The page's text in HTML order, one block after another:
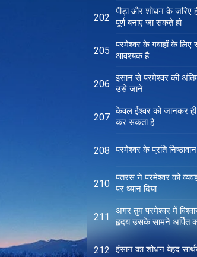
202
पीड़ा और शोधन के जरिए
पूर्ण बनाए जा सकते हो
205
परमेश्वर के गवाहों के लिए
आवश्यक है
206
इंसान से परमेश्वर की
उसे जाने
207
केवल ईश्वर को जानकर
कर सकता है
208 परमेश्वर के प्रति
210
पतरस ने परमेश्वर को
पर ध्यान दिया
211
अगर तुम परमेश्वर में
हृदय उसके सामने अर्पित
212 इंसान का शोधन बेहद